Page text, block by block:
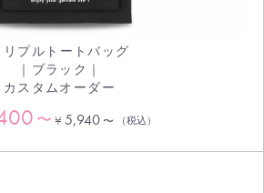
リプルトートバッグ
｜ブラック｜
カスタムオーダー
〜 ¥ 5,940〜 （税込）